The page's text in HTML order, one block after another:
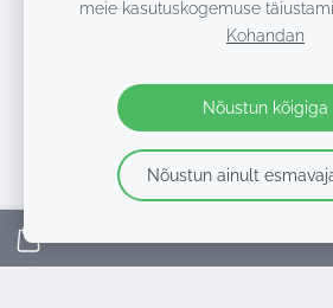
©2010 - 2026 | Alpenheat Baltija, SIA
40103920766 | A. Caka str 58, Riga,
62
meie kasutuskogemuse
Kohandan
Nõustun kõigiga
Nõustun ainult